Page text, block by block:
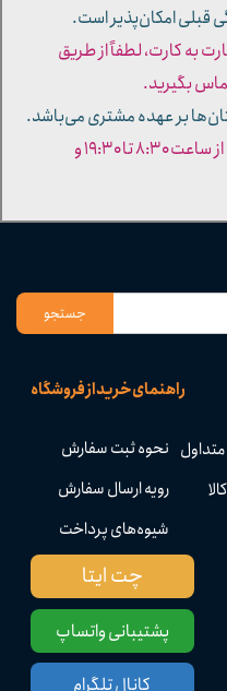
راهنمای خرید از فروشگاه
نحوه ثبت سفارش
رویه ارسال سفارش
شیوه‌های پرداخت
جستجو
پشتیبانی واتساپ
چت ایتا
کانال تلگرام
امکان‌پذیر است.
به کارت، لطفاً از طریق
بر عهده مشتری می‌باشد.
- ساعات کاری فروشگاه: شنبه تا چهارشنبه از ساعت ۸:۳۰ تا ۱۹:۳۰ و